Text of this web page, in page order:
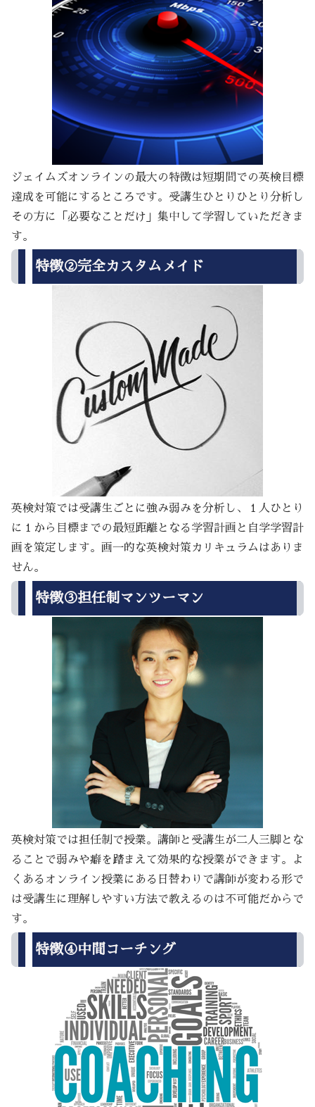
ジェイムズオンラインの最大の特徴は短期間での英検目標
達成を可能にするところです。受講生ひとりひとり分析し
その方に「必要なことだけ」集中して学習していただきま
す。
特徴②完全カスタムメイド
英検対策では受講生ごとに強み弱みを分析し、１人ひとり
に１から目標までの最短距離となる学習計画と自学学習計
画を策定します。画一的な英検対策カリキュラムはありま
せん。
特徴③担任制マンツーマン
英検対策では担任制で授業。講師と受講生が二人三脚とな
ることで弱みや癖を踏まえて効果的な授業ができます。よ
くあるオンライン授業にある日替わりで講師が変わる形で
は受講生に理解しやすい方法で教えるのは不可能だからで
す。
特徴④中間コーチング